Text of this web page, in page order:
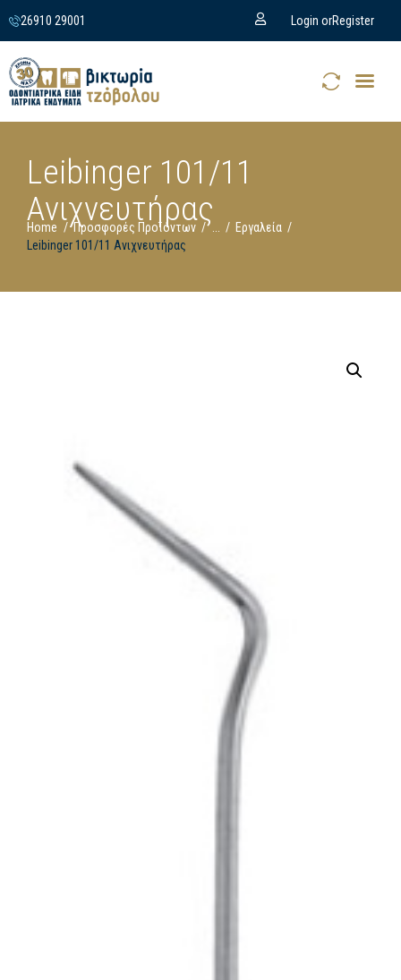
26910 29001 Login orRegister
Leibinger 101/11
Ανιχνευτήρας
Home Προσφορές Προϊόντων ...
Εργαλεία
Leibinger 101/11 Ανιχνευτήρας